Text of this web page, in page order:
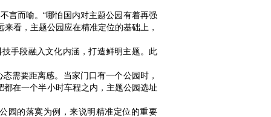
言而喻。“哪怕国内对主题公园有着再强
看，主题公园应在精准定位的基础上，
手段融入文化内涵，打造鲜明主题。此
需要距离感。当家门口有一个公园时，
在一个半小时车程之内，主题公园选址
园的落寞为例，来说明精准定位的重要